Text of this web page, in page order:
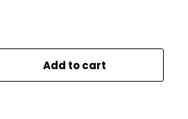
Add to cart